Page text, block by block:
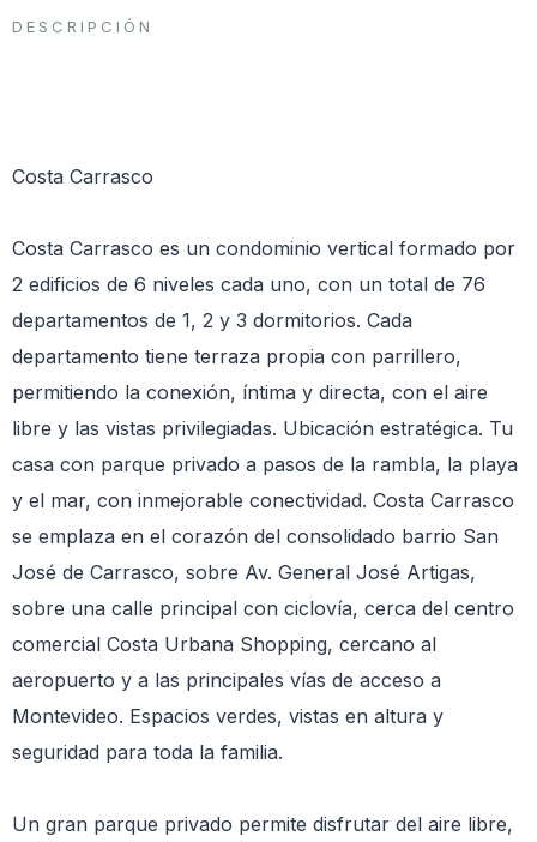
DESCRIPCIÓN
Costa Carrasco
Costa Carrasco es un condominio vertical formado por
2 edificios de 6 niveles cada uno, con un total de 76
departamentos de 1, 2 y 3 dormitorios. Cada
departamento tiene terraza propia con parrillero,
permitiendo la conexión, íntima y directa, con el aire
libre y las vistas privilegiadas. Ubicación estratégica. Tu
casa con parque privado a pasos de la rambla, la playa
y el mar, con inmejorable conectividad. Costa Carrasco
se emplaza en el corazón del consolidado barrio San
José de Carrasco, sobre Av. General José Artigas,
sobre una calle principal con ciclovía, cerca del centro
comercial Costa Urbana Shopping, cercano al
aeropuerto y a las principales vías de acceso a
Montevideo. Espacios verdes, vistas en altura y
seguridad para toda la familia.
Un gran parque privado permite disfrutar del aire libre,